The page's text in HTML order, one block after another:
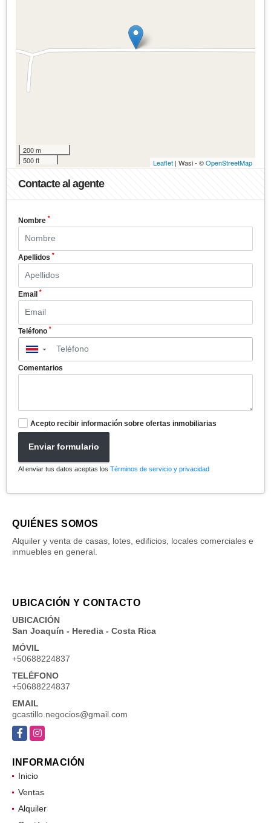
200 m
500 ft
Leaflet | Wasi - ©OpenStreetMap
Contacte al agente
Nombre *
Apellidos *
Email *
Teléfono *
▼
Comentarios
Acepto recibir información sobre ofertas inmobiliarias
Enviar formulario
Al enviar tus datos aceptas los Términos de servicio y privacidad
QUIÉNES SOMOS
Alquiler y venta de casas, lotes, edificios, locales comerciales e
inmuebles en general.
UBICACIÓN Y CONTACTO
UBICACIÓN
San Joaquín - Heredia - Costa Rica
MÓVIL
+50688224837
TELÉFONO
+50688224837
EMAIL
gcastillo.negocios@gmail.com
FacebookInstagram
INFORMACIÓN
Inicio
Ventas
Alquiler